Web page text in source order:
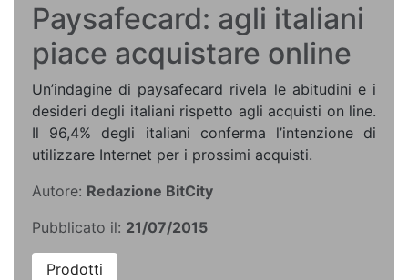
Paysafecard: agli italiani
piace acquistare online
Un’indagine di paysafecard rivela le abitudini e i
desideri degli italiani rispetto agli acquisti on line.
Il 96,4% degli italiani conferma l’intenzione di
utilizzare Internet per i prossimi acquisti.
Autore: Redazione BitCity
Pubblicato il: 21/07/2015
Prodotti